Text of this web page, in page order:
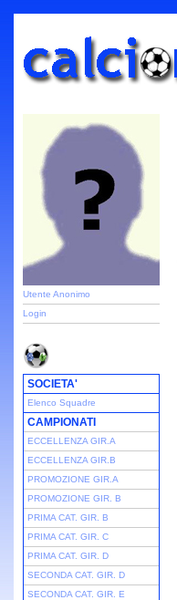
Utente Anonimo
Login
SOCIETA'
Elenco Squadre
CAMPIONATI
ECCELLENZA GIR.A
ECCELLENZA GIR.B
PROMOZIONE GIR.A
PROMOZIONE GIR. B
PRIMA CAT. GIR. B
PRIMA CAT. GIR. C
PRIMA CAT. GIR. D
SECONDA CAT. GIR. D
SECONDA CAT. GIR. E